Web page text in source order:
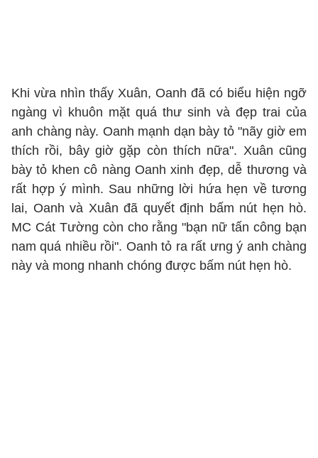
Khi vừa nhìn thấy Xuân, Oanh đã có biểu hiện ngỡ
ngàng vì khuôn mặt quá thư sinh và đẹp trai của
anh chàng này. Oanh mạnh dạn bày tỏ "nãy giờ em
thích rồi, bây giờ gặp còn thích nữa". Xuân cũng
bày tỏ khen cô nàng Oanh xinh đẹp, dễ thương và
rất hợp ý mình. Sau những lời hứa hẹn về tương
lai, Oanh và Xuân đã quyết định bấm nút hẹn hò.
MC Cát Tường còn cho rằng "bạn nữ tấn công bạn
nam quá nhiều rồi". Oanh tỏ ra rất ưng ý anh chàng
này và mong nhanh chóng được bấm nút hẹn hò.